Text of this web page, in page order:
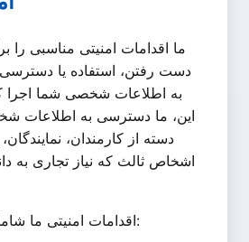
ما اقدامات امنیتی مناسبی را
دست رفتن، استفاده یا
به اطلاعات شخصی شما اجرا
این، ما دسترسی به اطلاعات
دسته از کارمندان،
اشخاص ثالث که نیاز تجاری به
اقدامات امنیتی ما شامل موارد زیر است: